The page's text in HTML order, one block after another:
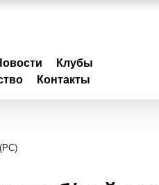
Клубы
Контакты